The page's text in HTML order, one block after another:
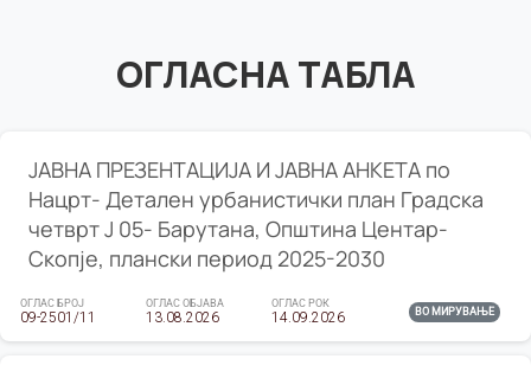
ОГЛАСНА ТАБЛА
ЈАВНА ПРЕЗЕНТАЦИЈА И ЈАВНА АНКЕТА по
Нацрт- Детален урбанистички план Градска
четврт Ј 05- Барутана, Општина Центар-
Скопје, плански период 2025-2030
ОГЛАС БРОЈ
09-2501/11
ОГЛАС ОБЈАВА
13.08.2026
ОГЛАС РОК
14.09.2026 ВО МИРУВАЊЕ